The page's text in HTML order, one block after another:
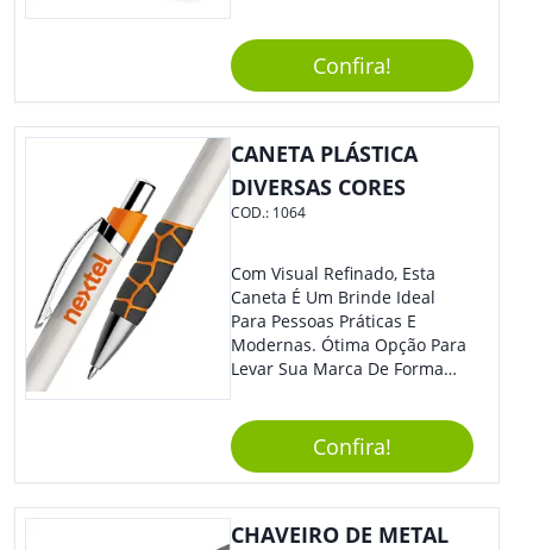
Elástico Permite Maior
Segurança Ao Carregá-Lo.
Ofereça A Seus Clientes E
Colaboradores, Sem Dúvidas
Eles Irão Adorar.
Confira!
CANETA PLÁSTICA
DIVERSAS CORES
COD.: 1064
Com Visual Refinado, Esta
Caneta É Um Brinde Ideal
Para Pessoas Práticas E
Modernas. Ótima Opção Para
Levar Sua Marca De Forma
Sua Empresa Em Eventos,
Reuniões Corporativas Ou Até
Mesmo Para Presentear
Colaboradores E Parceiros De
Sua Empresa.
Confira!
CHAVEIRO DE METAL